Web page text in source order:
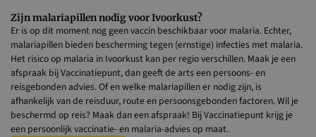
Zijn malariapillen nodig voor Ivoorkust?
Er is op dit moment nog geen vaccin beschikbaar voor malaria. Echter,
malariapillen bieden bescherming tegen (ernstige) infecties met malaria.
Het risico op malaria in Ivoorkust kan per regio verschillen. Maak je een
afspraak bij Vaccinatiepunt, dan geeft de arts een persoons- en
reisgebonden advies. Of en welke malariapillen er nodig zijn, is
afhankelijk van de reisduur, route en persoonsgebonden factoren. Wil je
beschermd op reis? Maak dan een afspraak! Bij Vaccinatiepunt krijg je
een persoonlijk vaccinatie- en malaria-advies op maat.